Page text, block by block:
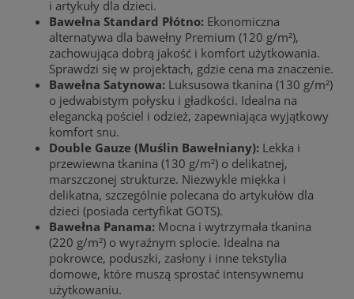
i artykuły dla dzieci.
Bawełna Standard Płótno: Ekonomiczna
alternatywa dla bawełny Premium (120 g/m²),
zachowująca dobrą jakość i komfort użytkowania.
Sprawdzi się w projektach, gdzie cena ma znaczenie.
Bawełna Satynowa: Luksusowa tkanina (130 g/m²)
o jedwabistym połysku i gładkości. Idealna na
elegancką pościel i odzież, zapewniająca wyjątkowy
komfort snu.
Double Gauze (Muślin Bawełniany): Lekka i
przewiewna tkanina (130 g/m²) o delikatnej,
marszczonej strukturze. Niezwykle miękka i
delikatna, szczególnie polecana do artykułów dla
dzieci (posiada certyfikat GOTS).
Bawełna Panama: Mocna i wytrzymała tkanina
(220 g/m²) o wyraźnym splocie. Idealna na
pokrowce, poduszki, zasłony i inne tekstylia
domowe, które muszą sprostać intensywnemu
użytkowaniu.